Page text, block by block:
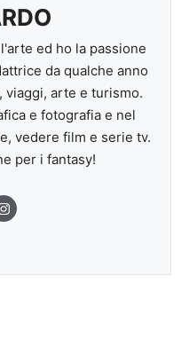
ed ho la passione
da qualche anno
arte e turismo.
e fotografia e nel
vedere film e serie tv.
per i fantasy!